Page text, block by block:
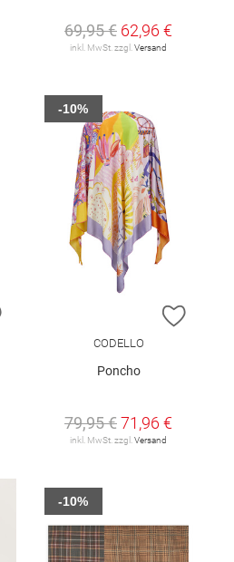
69,95 € 62,96 €
inkl. MwSt. zzgl. Versand
ZUR WUNSCHLISTE HINZUFÜGEN
ZUR
CODELLO
Poncho
79,95 €71,96 €
inkl. MwSt. zzgl. Versand
-10%
-10%